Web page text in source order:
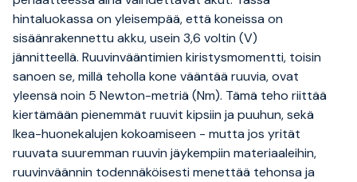
hintaluokassa on yleisempää, että koneissa on
sisäänrakennettu akku, usein 3,6 voltin (V)
jännitteellä. Ruuvinvääntimien kiristysmomentti, toisin
sanoen se, millä teholla kone vääntää ruuvia, ovat
yleensä noin 5 Newton-metriä (Nm). Tämä teho riittää
kiertämään pienemmät ruuvit kipsiin ja puuhun, sekä
Ikea-huonekalujen kokoamiseen - mutta jos yrität
ruuvata suuremman ruuvin jäykempiin materiaaleihin,
ruuvinväännin todennäköisesti menettää tehonsa ja